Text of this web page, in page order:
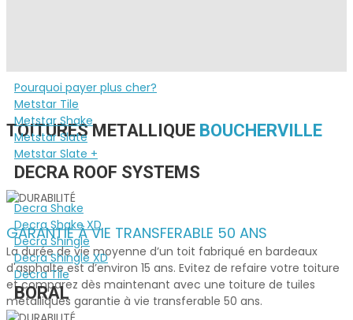
Pourquoi payer plus cher?
Metstar Tile
Metstar Shake
Metstar Slate
Metstar Slate +
DECRA ROOF SYSTEMS
Decra Shake
Decra Shake XD
Decra Shingle
Decra Shingle XD
Decra Tile
BORAL
TOITURES METALLIQUE BOUCHERVILLE
GARANTIE À VIE TRANSFERABLE 50 ANS
La durée de vie moyenne d’un toit fabriqué en bardeaux
d'asphalte est d’environ 15 ans. Evitez de refaire votre toiture
et comparez dès maintenant avec une toiture de tuiles
métalliques garantie à vie transferable 50 ans.